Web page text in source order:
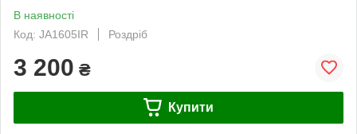
В наявності
Код: JA1605IR
Роздріб
3 200 ₴
Купити